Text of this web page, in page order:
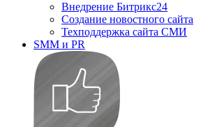
Внедрение Битрикс24
Создание новостного сайта
Техподдержка сайта СМИ
SMM и PR